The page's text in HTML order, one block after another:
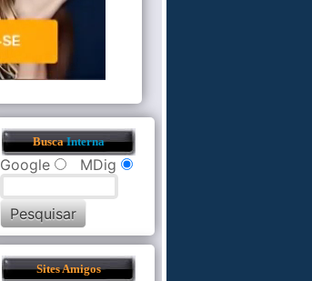
BuscaInterna
Google MDig
Sites Amigos